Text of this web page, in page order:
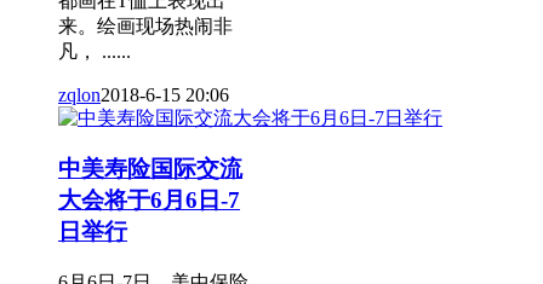
来。绘画现场热闹非
凡， ......
zqlon2018-6-15 20:06
中美寿险国际交流
大会将于6月6日-7
日举行